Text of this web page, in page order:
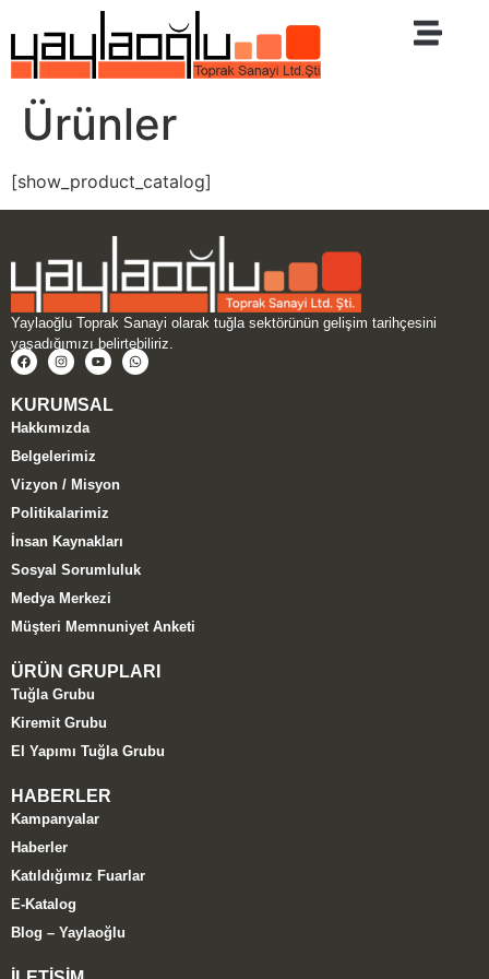
Ürünler
[show_product_catalog]
Yaylaoğlu Toprak Sanayi olarak tuğla sektörünün gelişim tarihçesini
yaşadığımızı belirtebiliriz.
KURUMSAL
Hakkımızda
Belgelerimiz
Vizyon / Misyon
Politikalarimiz
İnsan Kaynakları
Sosyal Sorumluluk
Medya Merkezi
Müşteri Memnuniyet Anketi
ÜRÜN GRUPLARI
Tuğla Grubu
Kiremit Grubu
El Yapımı Tuğla Grubu
HABERLER
Kampanyalar
Haberler
Katıldığımız Fuarlar
E-Katalog
Blog – Yaylaoğlu